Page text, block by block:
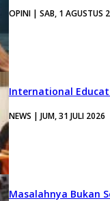
OPINI | SAB, 1 AGUSTUS
International
NEWS | JUM, 31 JULI 2026
Masalahnya Bukan